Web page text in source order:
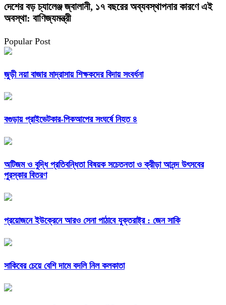
দেশের বড় চ্যালেঞ্জ জ্বালানী, ১৭ বছরের অব্যবস্থাপনার কারণে এই
অবস্থা: বাণিজ্যমন্ত্রী
Popular Post
জুড়ী নয়া বাজার মাদ্রাসায় শিক্ষকদের বিদায় সংবর্ধনা
বগুড়ায় প্রাইভেটকার-পিকআপের সংঘর্ষে নিহত ৪
অটিজম ও বুদ্ধি প্রতিবন্ধিতা বিষয়ক সচেতনতা ও ক্রীড়া আনন্দ উৎসবের
পুরস্কার বিতরণ
প্রয়োজনে ইউক্রেনে আরও সেনা পাঠাবে যুক্তরাষ্ট্র : জেন সাকি
সাকিবের চেয়ে বেশি দামে বদলি নিল কলকাতা